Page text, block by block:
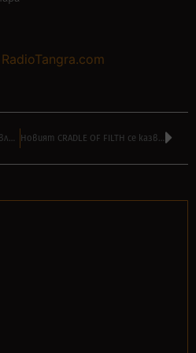
Две интересни НОВИ ПЕСНИ влизат във вашата РОК КЛАСАЦИЯ – гласувайте ТУК Новият CRADLE OF FILTH се казва ‘Съществуването е напразно’